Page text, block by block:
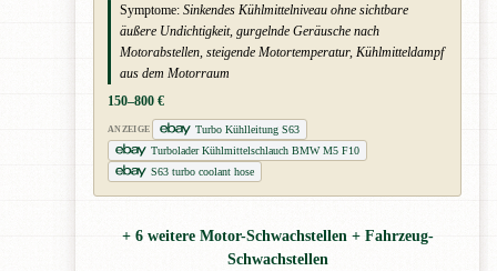
Symptome: Sinkendes Kühlmittelniveau ohne sichtbare
äußere Undichtigkeit, gurgelnde Geräusche nach
Motorabstellen, steigende Motortemperatur, Kühlmitteldampf
aus dem Motorraum
150–800 €
ANZEIGE
Turbo Kühlleitung S63
Turbolader Kühlmittelschlauch BMW M5 F10
S63 turbo coolant hose
+ 6 weitere Motor-Schwachstellen + Fahrzeug-
Schwachstellen